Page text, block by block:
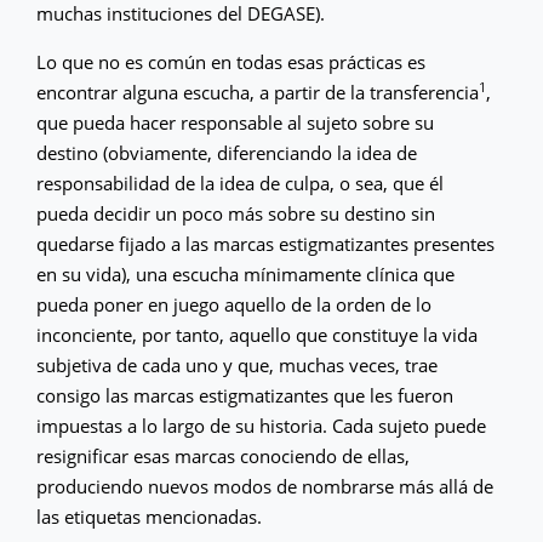
muchas instituciones del DEGASE).
Lo que no es común en todas esas prácticas es
encontrar alguna escucha, a partir de la transferencia1 ,
que pueda hacer responsable al sujeto sobre su
destino (obviamente, diferenciando la idea de
responsabilidad de la idea de culpa, o sea, que él
pueda decidir un poco más sobre su destino sin
quedarse fijado a las marcas estigmatizantes presentes
en su vida), una escucha mínimamente clínica que
pueda poner en juego aquello de la orden de lo
inconciente, por tanto, aquello que constituye la vida
subjetiva de cada uno y que, muchas veces, trae
consigo las marcas estigmatizantes que les fueron
impuestas a lo largo de su historia. Cada sujeto puede
resignificar esas marcas conociendo de ellas,
produciendo nuevos modos de nombrarse más allá de
las etiquetas mencionadas.